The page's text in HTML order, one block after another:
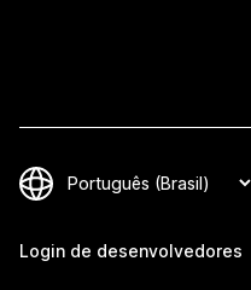
Login de desenvolvedores